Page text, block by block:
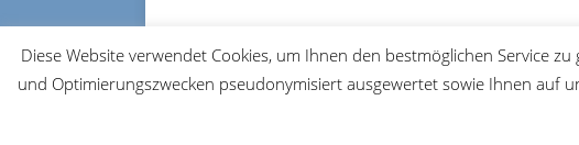
© 2026 FRM-TV
Diese Website verwendet Cookies, um Ihnen den bestmöglichen Service
und Optimierungszwecken pseudonymisiert ausgewertet sowie Ihnen auf